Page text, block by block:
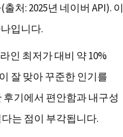
처: 2025년 네이버 API). 이
입니다.
인 최저가 대비 약 10%
잘 맞아 꾸준한 인기를
후기에서 편안함과 내구성
는 점이 부각됩니다.